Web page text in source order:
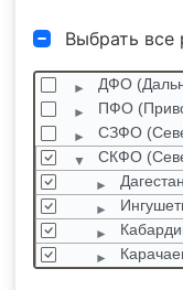
Выбрать все
ДФО
ПФО
СЗФО
СКФО